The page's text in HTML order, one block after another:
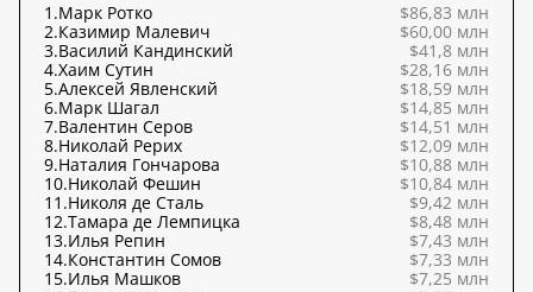
1.Марк Ротко
$86,83 млн
2.Казимир Малевич
$60,00 млн
3.Василий Кандинский
$41,8 млн
4.Хаим Сутин
$28,16 млн
5.Алексей Явленский
$18,59 млн
6.Марк Шагал
$14,85 млн
7.Валентин Серов
$14,51 млн
8.Николай Рерих
$12,09 млн
9.Наталия Гончарова
$10,88 млн
10.Николай Фешин
$10,84 млн
11.Николя де Сталь
$9,42 млн
12.Тамара де Лемпицка
$8,48 млн
13.Илья Репин
$7,43 млн
14.Константин Сомов
$7,33 млн
15.Илья Машков
$7,25 млн